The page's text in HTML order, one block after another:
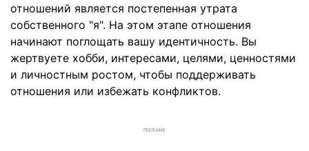
отношений является постепенная утрата
собственного "я". На этом этапе отношения
начинают поглощать вашу идентичность. Вы
жертвуете хобби, интересами, целями, ценностями
и личностным ростом, чтобы поддерживать
отношения или избежать конфликтов.
РЕКЛАМА